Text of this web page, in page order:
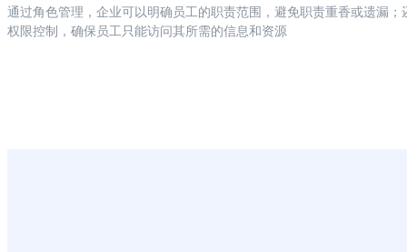
通过角色管理，企业可以明确员工的职责范围，避免职责重香或遗漏
权限控制，确保员工只能访问其所需的信息和资源